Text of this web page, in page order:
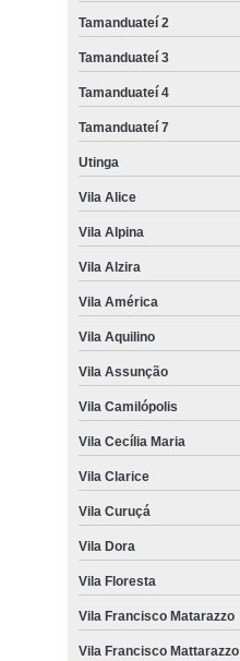
Tamanduateí 2
Tamanduateí 3
Tamanduateí 4
Tamanduateí 7
Utinga
Vila Alice
Vila Alpina
Vila Alzira
Vila América
Vila Aquilino
Vila Assunção
Vila Camilópolis
Vila Cecília Maria
Vila Clarice
Vila Curuçá
Vila Dora
Vila Floresta
Vila Francisco Matarazzo
Vila Francisco Mattarazzo